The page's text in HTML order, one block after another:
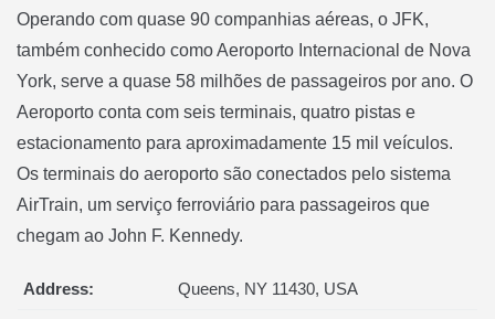
Operando com quase 90 companhias aéreas, o JFK,
também conhecido como Aeroporto Internacional de Nova
York, serve a quase 58 milhões de passageiros por ano. O
Aeroporto conta com seis terminais, quatro pistas e
estacionamento para aproximadamente 15 mil veículos.
Os terminais do aeroporto são conectados pelo sistema
AirTrain, um serviço ferroviário para passageiros que
chegam ao John F. Kennedy.
Address: Queens, NY 11430, USA